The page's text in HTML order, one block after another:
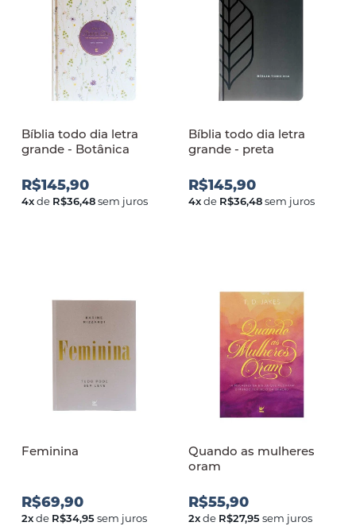
Bíblia todo dia letra
grande - Botânica
R$145,90
4xde R$36,48sem juros
Bíblia todo dia letra
grande - preta
R$145,90
4xde R$36,48sem juros
Feminina
R$69,90
2xde R$34,95sem juros
Quando as mulheres
oram
R$55,90
2xde R$27,95sem juros